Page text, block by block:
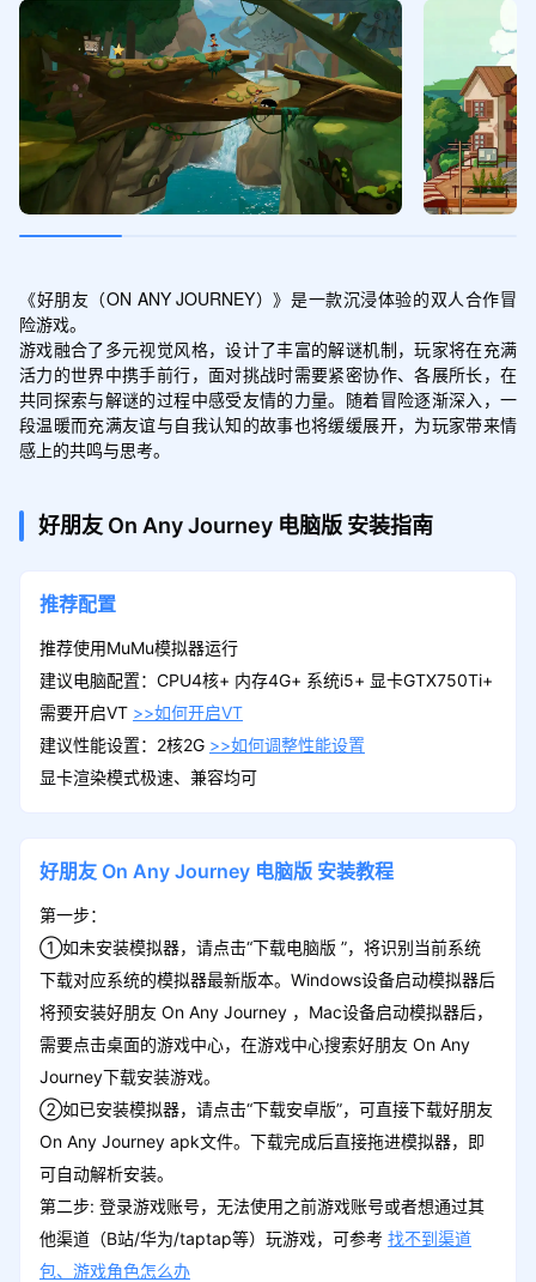
《好朋友（ON ANY JOURNEY）》是一款沉浸体验的双人合作冒
险游戏。
游戏融合了多元视觉风格，设计了丰富的解谜机制，玩家将在充满
活力的世界中携手前行，面对挑战时需要紧密协作、各展所长，在
共同探索与解谜的过程中感受友情的力量。随着冒险逐渐深入，一
段温暖而充满友谊与自我认知的故事也将缓缓展开，为玩家带来情
感上的共鸣与思考。
好朋友 On Any Journey 电脑版 安装指南
推荐配置
推荐使用MuMu模拟器运行
建议电脑配置：CPU4核+ 内存4G+ 系统i5+ 显卡GTX750Ti+
需要开启VT >>如何开启VT
建议性能设置：2核2G >>如何调整性能设置
显卡渲染模式极速、兼容均可
好朋友 On Any Journey 电脑版 安装教程
第一步：
①如未安装模拟器，请点击“下载电脑版 ”，将识别当前系统
下载对应系统的模拟器最新版本。Windows设备启动模拟器后
将预安装好朋友 On Any Journey ，Mac设备启动模拟器后，
需要点击桌面的游戏中心，在游戏中心搜索好朋友 On Any
Journey下载安装游戏。
②如已安装模拟器，请点击“下载安卓版”，可直接下载好朋友
On Any Journey apk文件。下载完成后直接拖进模拟器，即
可自动解析安装。
第二步: 登录游戏账号，无法使用之前游戏账号或者想通过其
他渠道（B站/华为/taptap等）玩游戏，可参考 找不到渠道
包、游戏角色怎么办